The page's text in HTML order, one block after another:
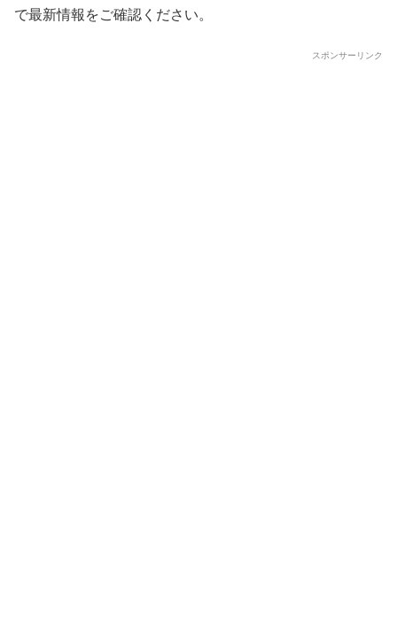
で最新情報をご確認ください。
スポンサーリンク